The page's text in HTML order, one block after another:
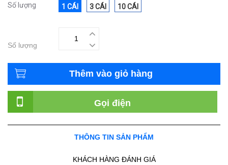
Số lượng 1 CÁI 3 CÁI 10 CÁI
Số lượng
Thêm vào giỏ hàng
Gọi điện
THÔNG TIN SẢN PHẨM
KHÁCH HÀNG ĐÁNH GIÁ